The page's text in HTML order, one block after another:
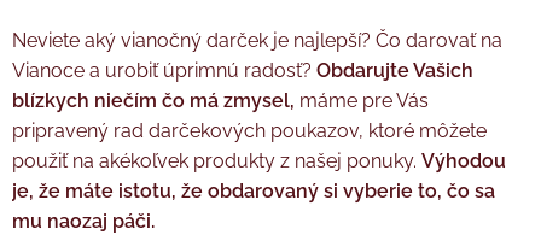
Neviete aký vianočný darček je najlepší? Čo darovať na
Vianoce a urobiť úprimnú radosť? Obdarujte Vašich
blízkych niečím čo má zmysel, máme pre Vás
pripravený rad darčekových poukazov, ktoré môžete
použiť na akékoľvek produkty z našej ponuky. Výhodou
je, že máte istotu, že obdarovaný si vyberie to, čo sa
mu naozaj páči.